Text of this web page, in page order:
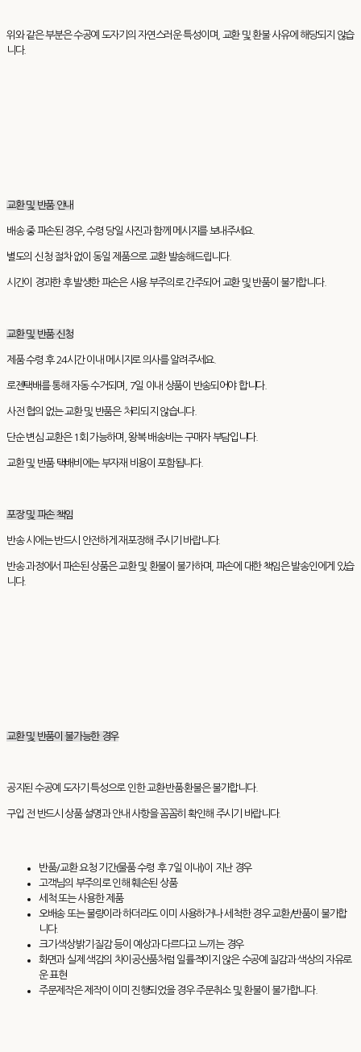
위와 같은 부분은 수공예 도자기의 자연스러운 특성이며, 교환 및 환불 사유에 해당되지 않습
니다.
교환 및 반품 안내
배송 중 파손된 경우, 수령 당일 사진과 함께 메시지를 보내주세요.
별도의 신청 절차 없이 동일 제품으로 교환 발송해드립니다.
시간이 경과한 후 발생한 파손은 사용 부주의로 간주되어 교환 및 반품이 불가합니다.
교환 및 반품 신청
제품 수령 후 24시간 이내 메시지로 의사를 알려주세요.
로젠택배를 통해 자동 수거되며, 7일 이내 상품이 반송되어야 합니다.
사전 협의 없는 교환 및 반품은 처리되지 않습니다.
단순 변심 교환은 1회 가능하며, 왕복 배송비는 구매자 부담입니다.
교환 및 반품 택배비에는 부자재 비용이 포함됩니다.
포장 및 파손 책임
반송 시에는 반드시 안전하게 재포장해 주시기 바랍니다.
반송 과정에서 파손된 상품은 교환 및 환불이 불가하며, 파손에 대한 책임은 발송인에게 있습
니다.
교환 및 반품이 불가능한 경우
공지된 수공예 도자기 특성으로 인한 교환·반품·환불은 불가합니다.
구입 전 반드시 상품 설명과 안내 사항을 꼼꼼히 확인해 주시기 바랍니다.
반품/교환 요청 기간(물품 수령 후 7일 이내)이 지난 경우
고객님의 부주의로 인해 훼손된 상품
세척 또는 사용한 제품
오배송 또는 불량이라 하더라도 이미 사용하거나 세척한 경우 교환/반품이 불가합
니다.
크기·색상·밝기·질감 등이 예상과 다르다고 느끼는 경우
화면과 실제 색감의 차이공산품처럼 일률적이지 않은 수공예 질감과 색상의 자유로
운 표현
주문제작은 제작이 이미 진행되었을 경우 주문취소 및 환불이 불가합니다.